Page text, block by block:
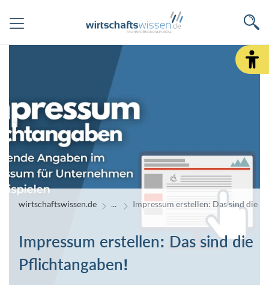
wirtschaftswissen.de Impressum erstellen: Das sind die
Impressum erstellen: Das sind die
Pflichtangaben!